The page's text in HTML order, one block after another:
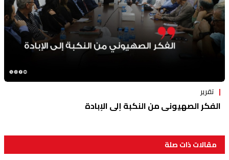
تقرير
الفكر الصهيوني من النكبة إلى الإبادة
مقالات ذات صلة